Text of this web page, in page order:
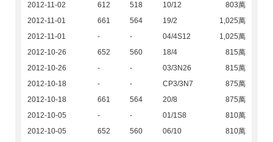
2012-11-02
612 518 10/12
803萬
2012-11-01
661 564 19/2
1,025萬
2012-11-01
- - 04/4S12
1,025萬
2012-10-26
652 560 18/4
815萬
2012-10-26
- - 03/3N26
815萬
2012-10-18
- - CP3/3N7
875萬
2012-10-18
661 564 20/8
875萬
2012-10-05
- - 01/1S8
810萬
2012-10-05
652 560 06/10
810萬